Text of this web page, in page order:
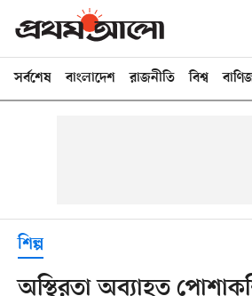
সর্বশেষ বাংলাদেশ রাজনীতি বিশ্ব
শিল্প
অস্থিরতা অব্যাহত